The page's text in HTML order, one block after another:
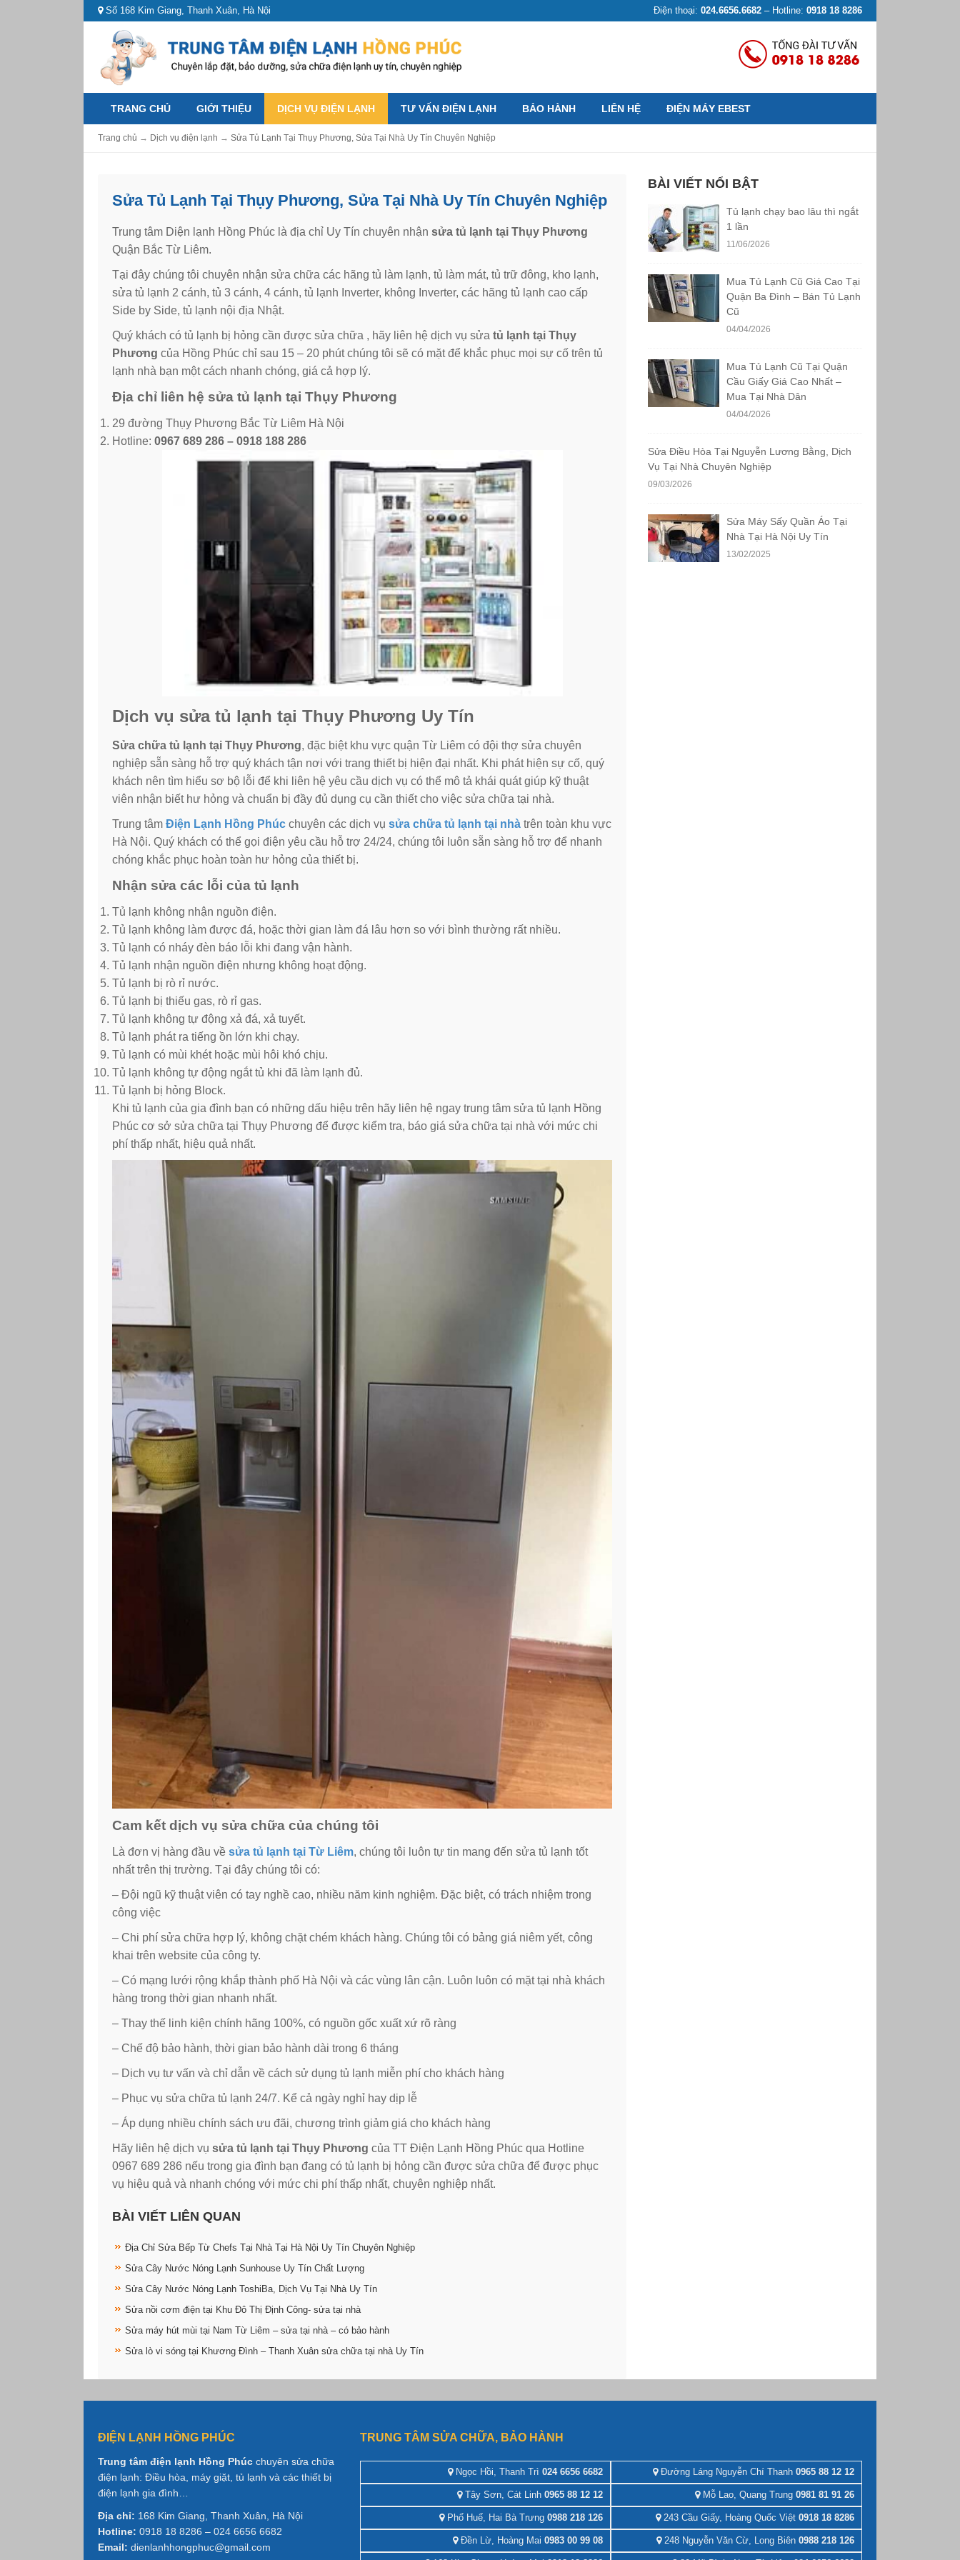
Số 168 Kim Giang, Thanh Xuân, Hà Nội Điện thoại: 024.6656.6682 – Hotline: 0918 18 8286
TRANG CHỦ GIỚI THIỆU DỊCH VỤ ĐIỆN LẠNH TƯ VẤN ĐIỆN LẠNH BẢO HÀNH LIÊN HỆ ĐIỆN MÁY EBEST
Trang chủ → Dịch vụ điện lạnh → Sửa Tủ Lạnh Tại Thụy Phương, Sửa Tại Nhà Uy Tín Chuyên Nghiệp
Sửa Tủ Lạnh Tại Thụy Phương, Sửa Tại Nhà Uy Tín Chuyên Nghiệp
Trung tâm Diện lạnh Hồng Phúc là địa chỉ Uy Tín chuyên nhận sửa tủ lạnh tại Thụy Phương
Quận Bắc Từ Liêm.
Tại đây chúng tôi chuyên nhận sửa chữa các hãng tủ làm lạnh, tủ làm mát, tủ trữ đông, kho lạnh,
sửa tủ lạnh 2 cánh, tủ 3 cánh, 4 cánh, tủ lạnh Inverter, không Inverter, các hãng tủ lạnh cao cấp
Side by Side, tủ lạnh nội địa Nhật.
Quý khách có tủ lạnh bị hỏng cần được sửa chữa , hãy liên hệ dịch vụ sửa tủ lạnh tại Thụy
Phương của Hồng Phúc chỉ sau 15 – 20 phút chúng tôi sẽ có mặt để khắc phục mọi sự cố trên tủ
lạnh nhà bạn một cách nhanh chóng, giá cả hợp lý.
Địa chỉ liên hệ sửa tủ lạnh tại Thụy Phương
29 đường Thụy Phương Bắc Từ Liêm Hà Nội
Hotline: 0967 689 286 – 0918 188 286
Dịch vụ sửa tủ lạnh tại Thụy Phương Uy Tín
Sửa chữa tủ lạnh tại Thụy Phương, đặc biệt khu vực quận Từ Liêm có đội thợ sửa chuyên
nghiệp sẵn sàng hỗ trợ quý khách tận nơi với trang thiết bị hiện đại nhất. Khi phát hiện sự cố, quý
khách nên tìm hiểu sơ bộ lỗi để khi liên hệ yêu cầu dịch vụ có thể mô tả khái quát giúp kỹ thuật
viên nhận biết hư hỏng và chuẩn bị đầy đủ dụng cụ cần thiết cho việc sửa chữa tại nhà.
Trung tâm Điện Lạnh Hồng Phúc chuyên các dịch vụ sửa chữa tủ lạnh tại nhà trên toàn khu vực
Hà Nội. Quý khách có thể gọi điện yêu cầu hỗ trợ 24/24, chúng tôi luôn sẵn sàng hỗ trợ để nhanh
chóng khắc phục hoàn toàn hư hỏng của thiết bị.
Nhận sửa các lỗi của tủ lạnh
Tủ lạnh không nhận nguồn điện.
Tủ lạnh không làm được đá, hoặc thời gian làm đá lâu hơn so với bình thường rất nhiều.
Tủ lạnh có nháy đèn báo lỗi khi đang vận hành.
Tủ lạnh nhận nguồn điện nhưng không hoạt động.
Tủ lạnh bị rò rỉ nước.
Tủ lạnh bị thiếu gas, rò rỉ gas.
Tủ lạnh không tự động xả đá, xả tuyết.
Tủ lạnh phát ra tiếng ồn lớn khi chạy.
Tủ lạnh có mùi khét hoặc mùi hôi khó chịu.
Tủ lạnh không tự động ngắt tủ khi đã làm lạnh đủ.
Tủ lạnh bị hỏng Block.
Khi tủ lạnh của gia đình bạn có những dấu hiệu trên hãy liên hệ ngay trung tâm sửa tủ lạnh Hồng
Phúc cơ sở sửa chữa tại Thụy Phương để được kiểm tra, báo giá sửa chữa tại nhà với mức chi
phí thấp nhất, hiệu quả nhất.
Cam kết dịch vụ sửa chữa của chúng tôi
Là đơn vị hàng đầu về sửa tủ lạnh tại Từ Liêm, chúng tôi luôn tự tin mang đến sửa tủ lạnh tốt
nhất trên thị trường. Tại đây chúng tôi có:
– Đội ngũ kỹ thuật viên có tay nghề cao, nhiều năm kinh nghiệm. Đặc biệt, có trách nhiệm trong
công việc
– Chi phí sửa chữa hợp lý, không chặt chém khách hàng. Chúng tôi có bảng giá niêm yết, công
khai trên website của công ty.
– Có mạng lưới rộng khắp thành phố Hà Nội và các vùng lân cận. Luôn luôn có mặt tại nhà khách
hàng trong thời gian nhanh nhất.
– Thay thế linh kiện chính hãng 100%, có nguồn gốc xuất xứ rõ ràng
– Chế độ bảo hành, thời gian bảo hành dài trong 6 tháng
– Dịch vụ tư vấn và chỉ dẫn về cách sử dụng tủ lạnh miễn phí cho khách hàng
– Phục vụ sửa chữa tủ lạnh 24/7. Kể cả ngày nghỉ hay dịp lễ
– Áp dụng nhiều chính sách ưu đãi, chương trình giảm giá cho khách hàng
Hãy liên hệ dịch vụ sửa tủ lạnh tại Thụy Phương của TT Điện Lạnh Hồng Phúc qua Hotline
0967 689 286 nếu trong gia đình bạn đang có tủ lạnh bị hỏng cần được sửa chữa để được phục
vụ hiệu quả và nhanh chóng với mức chi phí thấp nhất, chuyên nghiệp nhất.
BÀI VIẾT LIÊN QUAN
Địa Chỉ Sửa Bếp Từ Chefs Tại Nhà Tại Hà Nội Uy Tín Chuyên Nghiệp
Sửa Cây Nước Nóng Lạnh Sunhouse Uy Tín Chất Lượng
Sửa Cây Nước Nóng Lạnh ToshiBa, Dịch Vụ Tại Nhà Uy Tín
Sửa nồi cơm điện tại Khu Đô Thị Định Công- sửa tại nhà
Sửa máy hút mùi tại Nam Từ Liêm – sửa tại nhà – có bảo hành
Sửa lò vi sóng tại Khương Đình – Thanh Xuân sửa chữa tại nhà Uy Tín
BÀI VIẾT NỔI BẬT
Tủ lạnh chạy bao lâu thì ngắt
1 lần
11/06/2026
Mua Tủ Lạnh Cũ Giá Cao Tại
Quận Ba Đình – Bán Tủ Lạnh
Cũ
04/04/2026
Mua Tủ Lạnh Cũ Tại Quận
Cầu Giấy Giá Cao Nhất –
Mua Tại Nhà Dân
04/04/2026
Sửa Điều Hòa Tại Nguyễn Lương Bằng, Dịch
Vụ Tại Nhà Chuyên Nghiệp
09/03/2026
Sửa Máy Sấy Quần Áo Tại
Nhà Tại Hà Nội Uy Tín
13/02/2025
ĐIỆN LẠNH HỒNG PHÚC
Trung tâm điện lạnh Hồng Phúc chuyên sửa chữa
điện lạnh: Điều hòa, máy giặt, tủ lạnh và các thiết bị
điện lạnh gia đình…
Địa chỉ: 168 Kim Giang, Thanh Xuân, Hà Nội
Hotline: 0918 18 8286 – 024 6656 6682
Email: dienlanhhongphuc@gmail.com
TRUNG TÂM SỬA CHỮA, BẢO HÀNH
Ngọc Hồi, Thanh Trì 024 6656 6682 Đường Láng Nguyễn Chí Thanh0965 88 12 12
Tây Sơn, Cát Linh 0965 88 12 12 Mỗ Lao, Quang Trung0981 81 91 26
Phố Huế, Hai Bà Trưng 0988 218 126 243 Cầu Giấy, Hoàng Quốc Việt0918 18 8286
Đền Lừ, Hoàng Mai 0983 00 99 08 248 Nguyễn Văn Cừ, Long Biên0988 218 126